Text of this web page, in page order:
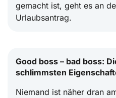
gemacht ist, geht es an
Urlaubsantrag.
Good boss – bad boss:
schlimmsten
Niemand ist näher dran